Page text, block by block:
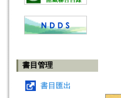
書目管理
書目匯出